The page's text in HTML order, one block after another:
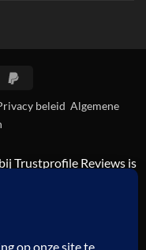
beleid Algemene
Trustprofile Reviewsis